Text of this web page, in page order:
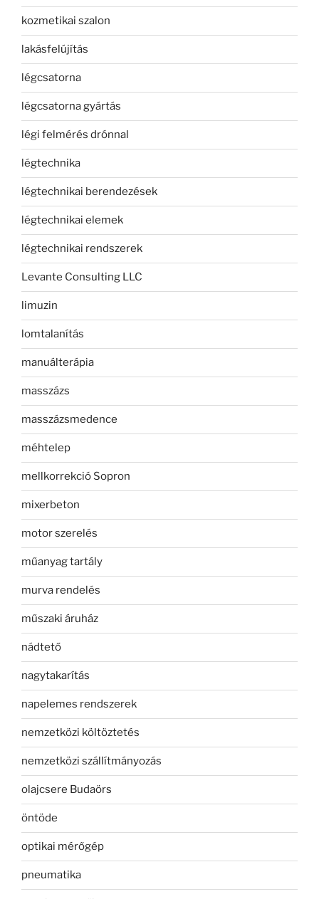
kozmetikai szalon
lakásfelújítás
légcsatorna
légcsatorna gyártás
légi felmérés drónnal
légtechnika
légtechnikai berendezések
légtechnikai elemek
légtechnikai rendszerek
Levante Consulting LLC
limuzin
lomtalanítás
manuálterápia
masszázs
masszázsmedence
méhtelep
mellkorrekció Sopron
mixerbeton
motor szerelés
műanyag tartály
murva rendelés
műszaki áruház
nádtető
nagytakarítás
napelemes rendszerek
nemzetközi költöztetés
nemzetközi szállítmányozás
olajcsere Budaörs
öntöde
optikai mérőgép
pneumatika